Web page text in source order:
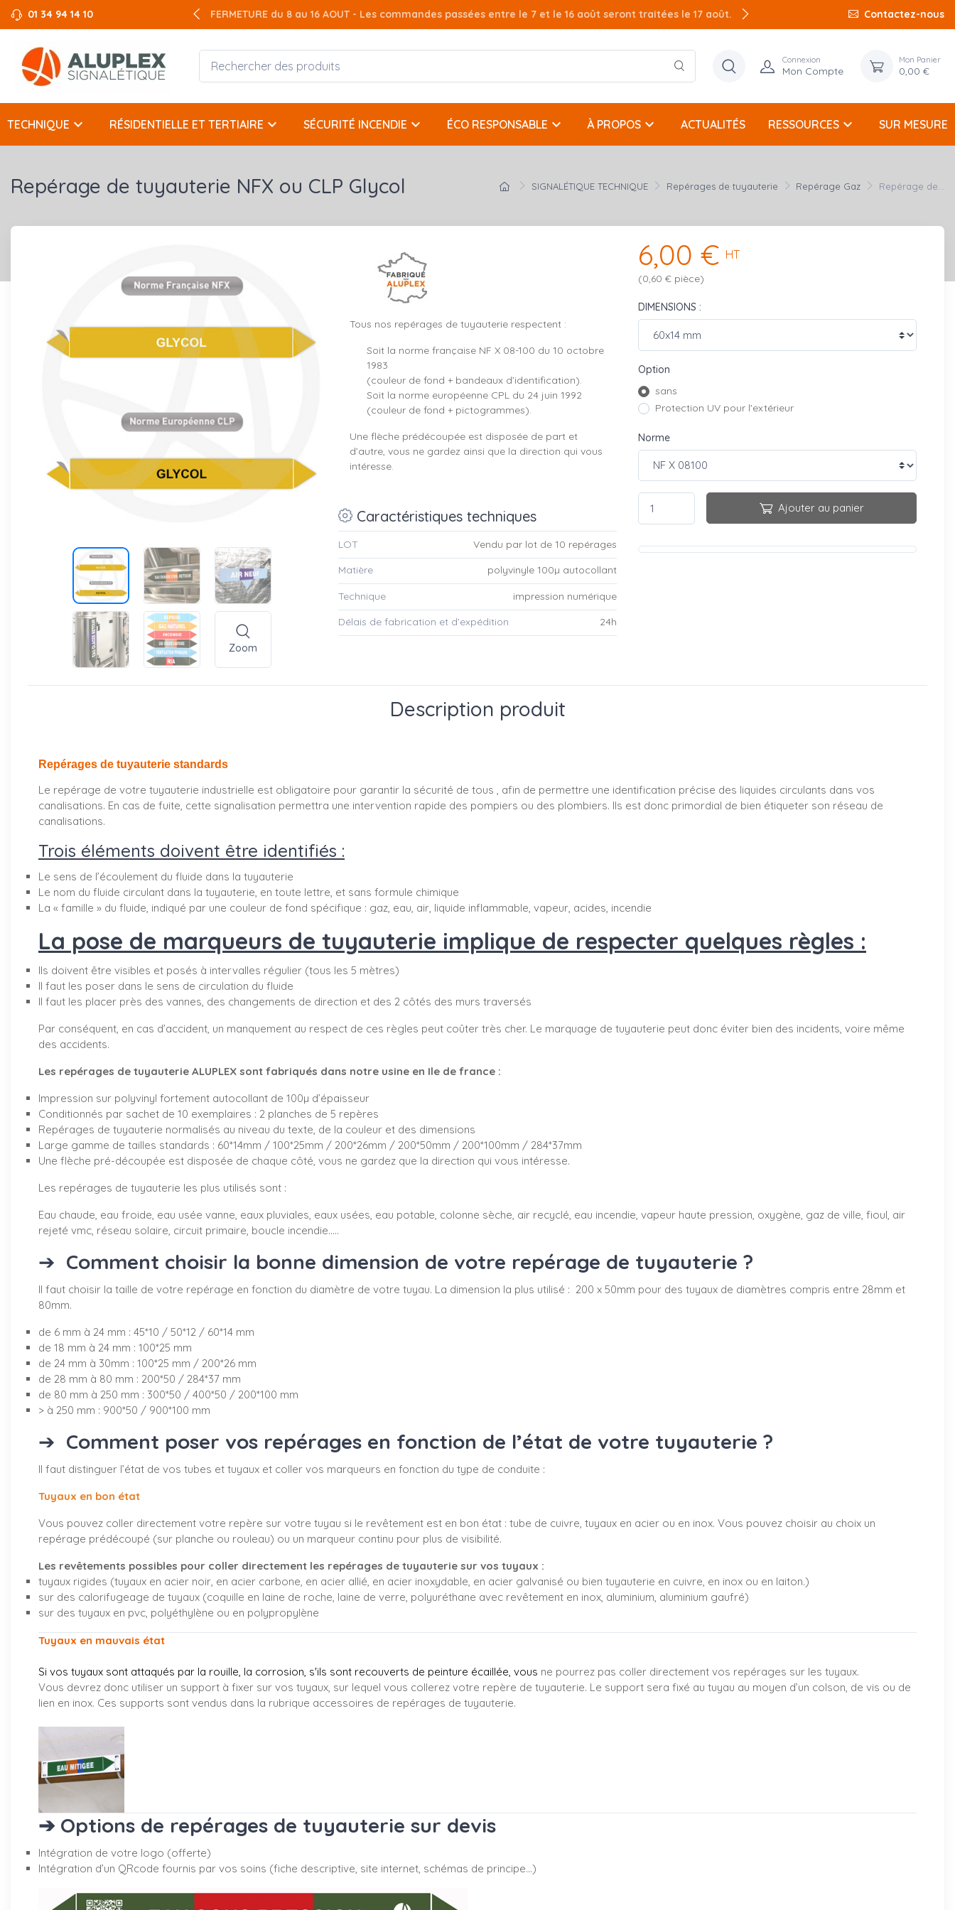
01 34 94 14 10 FERMETURE du 8 au 16 AOUT - Les commandes passées entre le 7 et le 16 août seront traitées le 17 août. Contactez-nous
Connexion
Mon Compte
Mon Panier
0,00 €
TECHNIQUE keyboard_arrow_down RÉSIDENTIELLE ET TERTIAIRE keyboard_arrow_down SÉCURITÉ INCENDIE keyboard_arrow_down ÉCO RESPONSABLE keyboard_arrow_down À PROPOS keyboard_arrow_down ACTUALITÉS RESSOURCES keyboard_arrow_down SUR MESURE
SIGNALÉTIQUE TECHNIQUE Repérages de tuyauterie Repérage Gaz Repérage de...
Repérage de tuyauterie NFX ou CLP Glycol
Zoom
Tous nos repérages de tuyauterie respectent :
Soit la norme française NF X 08-100 du 10 octobre
1983
(couleur de fond + bandeaux d’identification).
Soit la norme européenne CPL du 24 juin 1992
(couleur de fond + pictogrammes).
Une flèche prédécoupée est disposée de part et
d’autre, vous ne gardez ainsi que la direction qui vous
intéresse.
Caractéristiques techniques
LOT Vendu par lot de 10 repérages
Matière polyvinyle 100µ autocollant
Technique impression numérique
Délais de fabrication et d’expédition 24h
6,00 € HT
(0,60 € pièce)
DIMENSIONS :
Option
sans
Protection UV pour l'extérieur
Norme
Ajouter au panier
Description produit
Repérages de tuyauterie standards
Le repérage de votre tuyauterie industrielle est obligatoire pour garantir la sécurité de tous , afin de permettre une identification précise des liquides circulants dans vos
canalisations. En cas de fuite, cette signalisation permettra une intervention rapide des pompiers ou des plombiers. Ils est donc primordial de bien étiqueter son réseau de
canalisations.
Trois éléments doivent être identifiés :
Le sens de l’écoulement du fluide dans la tuyauterie
Le nom du fluide circulant dans la tuyauterie, en toute lettre, et sans formule chimique
La « famille » du fluide, indiqué par une couleur de fond spécifique : gaz, eau, air, liquide inflammable, vapeur, acides, incendie
La pose de marqueurs de tuyauterie implique de respecter quelques règles :
Ils doivent être visibles et posés à intervalles régulier (tous les 5 mètres)
Il faut les poser dans le sens de circulation du fluide
Il faut les placer près des vannes, des changements de direction et des 2 côtés des murs traversés
Par conséquent, en cas d’accident, un manquement au respect de ces règles peut coûter très cher. Le marquage de tuyauterie peut donc éviter bien des incidents, voire même
des accidents.
Les repérages de tuyauterie ALUPLEX sont fabriqués dans notre usine en Ile de france :
Impression sur polyvinyl fortement autocollant de 100µ d’épaisseur
Conditionnés par sachet de 10 exemplaires : 2 planches de 5 repères
Repérages de tuyauterie normalisés au niveau du texte, de la couleur et des dimensions
Large gamme de tailles standards : 60*14mm / 100*25mm / 200*26mm / 200*50mm / 200*100mm / 284*37mm
Une flèche pré-découpée est disposée de chaque côté, vous ne gardez que la direction qui vous intéresse.
Les repérages de tuyauterie les plus utilisés sont :
Eau chaude, eau froide, eau usée vanne, eaux pluviales, eaux usées, eau potable, colonne sèche, air recyclé, eau incendie, vapeur haute pression, oxygène, gaz de ville, fioul, air
rejeté vmc, réseau solaire, circuit primaire, boucle incendie.....
➔ Comment choisir la bonne dimension de votre repérage de tuyauterie ?
Il faut choisir la taille de votre repérage en fonction du diamètre de votre tuyau. La dimension la plus utilisé : 200 x 50mm pour des tuyaux de diamètres compris entre 28mm et
80mm.
de 6 mm à 24 mm : 45*10 / 50*12 / 60*14 mm
de 18 mm à 24 mm : 100*25 mm
de 24 mm à 30mm : 100*25 mm / 200*26 mm
de 28 mm à 80 mm : 200*50 / 284*37 mm
de 80 mm à 250 mm : 300*50 / 400*50 / 200*100 mm
> à 250 mm : 900*50 / 900*100 mm
➔ Comment poser vos repérages en fonction de l’état de votre tuyauterie ?
Il faut distinguer l’état de vos tubes et tuyaux et coller vos marqueurs en fonction du type de conduite :
Tuyaux en bon état
Vous pouvez coller directement votre repère sur votre tuyau si le revêtement est en bon état : tube de cuivre, tuyaux en acier ou en inox. Vous pouvez choisir au choix un
repérage prédécoupé (sur planche ou rouleau) ou un marqueur continu pour plus de visibilité.
Les revêtements possibles pour coller directement les repérages de tuyauterie sur vos tuyaux :
tuyaux rigides (tuyaux en acier noir, en acier carbone, en acier allié, en acier inoxydable, en acier galvanisé ou bien tuyauterie en cuivre, en inox ou en laiton.)
sur des calorifugeage de tuyaux (coquille en laine de roche, laine de verre, polyuréthane avec revêtement en inox, aluminium, aluminium gaufré)
sur des tuyaux en pvc, polyéthylène ou en polypropylène
Tuyaux en mauvais état
Si vos tuyaux sont attaqués par la rouille, la corrosion, s'ils sont recouverts de peinture écaillée, vous ne pourrez pas coller directement vos repérages sur les tuyaux.
Vous devrez donc utiliser un support à fixer sur vos tuyaux, sur lequel vous collerez votre repère de tuyauterie. Le support sera fixé au tuyau au moyen d’un colson, de vis ou de
lien en inox. Ces supports sont vendus dans la rubrique accessoires de repérages de tuyauterie.
➔ Options de repérages de tuyauterie sur devis
Intégration de votre logo (offerte)
Intégration d’un QRcode fournis par vos soins (fiche descriptive, site internet, schémas de principe…)